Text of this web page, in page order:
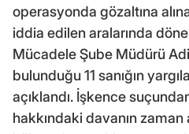
operasyonda gözaltına
iddia edilen aralarında
Mücadele Şube Müdürü
bulunduğu 11 sanığın
açıklandı. İşkence
hakkındaki davanın zaman